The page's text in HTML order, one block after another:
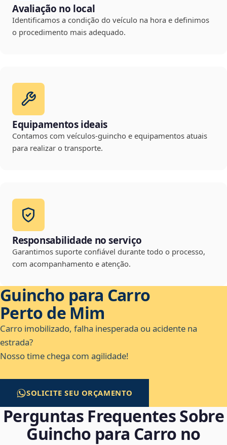
Avaliação no local
Identificamos a condição do veículo na hora e definimos
o procedimento mais adequado.
Equipamentos ideais
Contamos com veículos-guincho e equipamentos atuais
para realizar o transporte.
Responsabilidade no serviço
Garantimos suporte confiável durante todo o processo,
com acompanhamento e atenção.
Guincho para Carro
Perto de Mim
Carro imobilizado, falha inesperada ou acidente na
estrada?
Nosso time chega com agilidade!
SOLICITE SEU ORÇAMENTO
Perguntas Frequentes Sobre
Guincho para Carro no